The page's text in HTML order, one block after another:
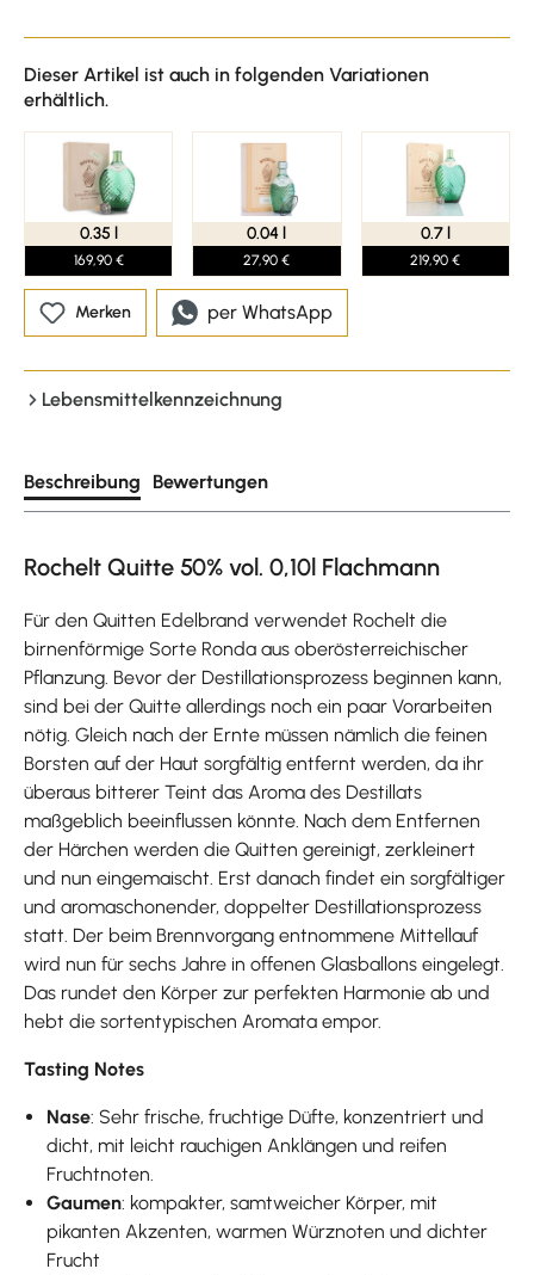
Dieser Artikel ist auch in folgenden Variationen
erhältlich.
0.35 l
169,90 €
0.04 l
27,90 €
0.7 l
219,90 €
Merken per WhatsApp
Lebensmittelkennzeichnung
Beschreibung Bewertungen
Rochelt Quitte 50% vol. 0,10l Flachmann
Für den Quitten Edelbrand verwendet Rochelt die
birnenförmige Sorte Ronda aus oberösterreichischer
Pflanzung. Bevor der Destillationsprozess beginnen kann,
sind bei der Quitte allerdings noch ein paar Vorarbeiten
nötig. Gleich nach der Ernte müssen nämlich die feinen
Borsten auf der Haut sorgfältig entfernt werden, da ihr
überaus bitterer Teint das Aroma des Destillats
maßgeblich beeinflussen könnte. Nach dem Entfernen
der Härchen werden die Quitten gereinigt, zerkleinert
und nun eingemaischt. Erst danach findet ein sorgfältiger
und aromaschonender, doppelter Destillationsprozess
statt. Der beim Brennvorgang entnommene Mittellauf
wird nun für sechs Jahre in offenen Glasballons eingelegt.
Das rundet den Körper zur perfekten Harmonie ab und
hebt die sortentypischen Aromata empor.
Tasting Notes
Nase: Sehr frische, fruchtige Düfte, konzentriert und
dicht, mit leicht rauchigen Anklängen und reifen
Fruchtnoten.
Gaumen: kompakter, samtweicher Körper, mit
pikanten Akzenten, warmen Würznoten und dichter
Frucht